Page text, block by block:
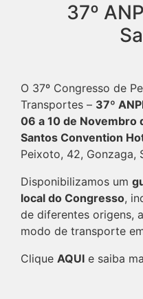
37º
O 37º Congresso de
Transportes – 37º
06 a 10 de Novembro
Santos Convention
Peixoto, 42, Gonzaga,
Disponibilizamos um
local do Congresso,
de diferentes origens,
modo de transporte
Clique AQUI e saiba